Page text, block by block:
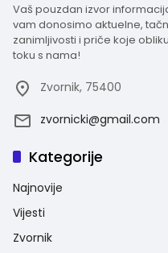
Vaš pouzdan izvor
vam donosimo aktuelne,
zanimljivosti i priče koje
toku s nama!
Zvornik, 75400
zvornicki@gmail.com
Kategorije
Najnovije
Vijesti
Zvornik